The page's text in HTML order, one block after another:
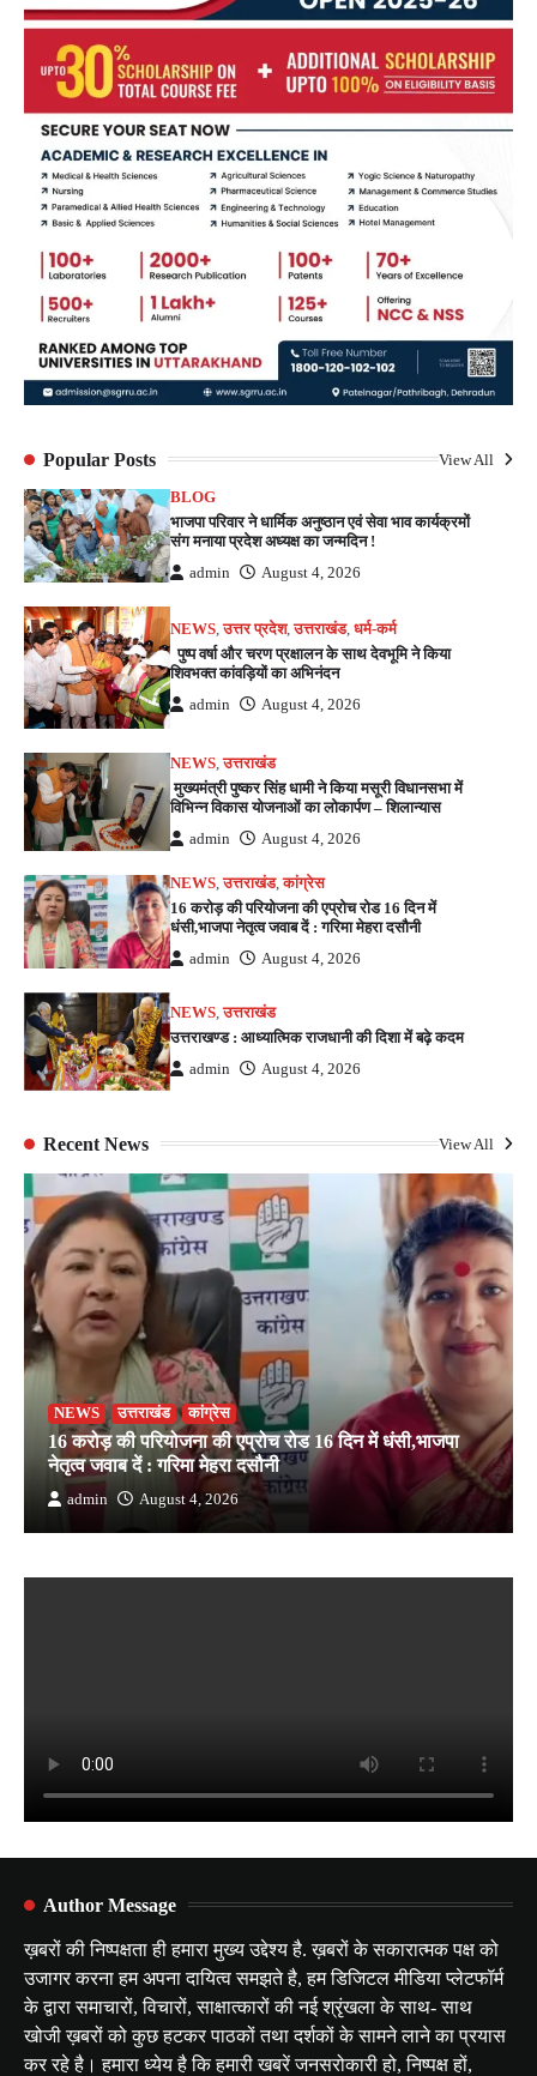
Popular Posts View All
BLOG
भाजपा परिवार ने धार्मिक अनुष्ठान एवं सेवा भाव कार्यक्रमों
संग मनाया प्रदेश अध्यक्ष का जन्मदिन !
admin August 4, 2026
NEWS,उत्तर प्रदेश,उत्तराखंड,धर्म-कर्म
पुष्प वर्षा और चरण प्रक्षालन के साथ देवभूमि ने किया
शिवभक्त कांवड़ियों का अभिनंदन
admin August 4, 2026
NEWS,उत्तराखंड
मुख्यमंत्री पुष्कर सिंह धामी ने किया मसूरी विधानसभा में
विभिन्न विकास योजनाओं का लोकार्पण – शिलान्यास
admin August 4, 2026
NEWS,उत्तराखंड,कांग्रेस
16 करोड़ की परियोजना की एप्रोच रोड 16 दिन में
धंसी,भाजपा नेतृत्व जवाब दें : गरिमा मेहरा दसौनी
admin August 4, 2026
NEWS,उत्तराखंड
उत्तराखण्ड : आध्यात्मिक राजधानी की दिशा में बढ़े कदम
admin August 4, 2026
Recent News View All
NEWS उत्तराखंड कांग्रेस
16 करोड़ की परियोजना की एप्रोच रोड 16 दिन में धंसी,भाजपा
नेतृत्व जवाब दें : गरिमा मेहरा दसौनी
admin August 4, 2026
Author Message
ख़बरों की निष्पक्षता ही हमारा मुख्य उद्देश्य है. ख़बरों के सकारात्मक पक्ष को
उजागर करना हम अपना दायित्व समझते है, हम डिजिटल मीडिया प्लेटफॉर्म
के द्वारा समाचारों, विचारों, साक्षात्कारों की नई श्रृंखला के साथ- साथ
खोजी ख़बरों को कुछ हटकर पाठकों तथा दर्शकों के सामने लाने का प्रयास
कर रहे है। हमारा ध्येय है कि हमारी खबरें जनसरोकारी हो, निष्पक्ष हों,